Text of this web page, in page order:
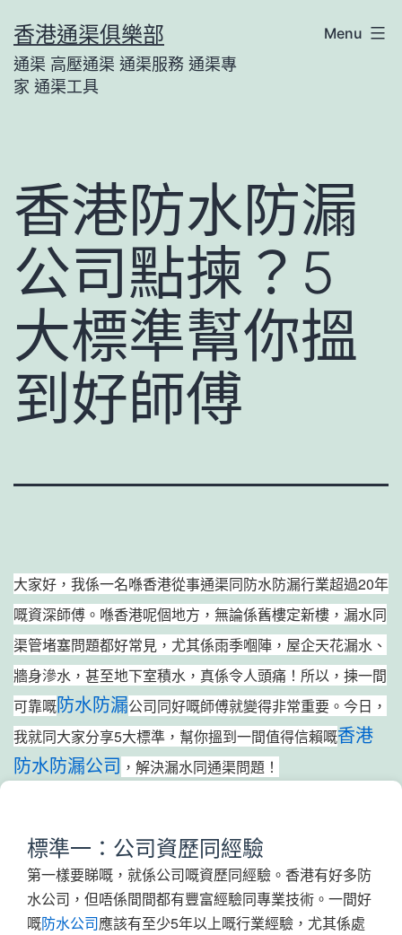
to
content
香港通渠俱樂部
通渠 高壓通渠 通渠服務 通渠專
家 通渠工具
Menu
香港防水防漏
公司點揀？5
大標準幫你搵
到好師傅
大家好，我係一名喺香港從事通渠同防水防漏行業超過20年
嘅資深師傅。喺香港呢個地方，無論係舊樓定新樓，漏水同
渠管堵塞問題都好常見，尤其係雨季嗰陣，屋企天花漏水、
牆身滲水，甚至地下室積水，真係令人頭痛！所以，揀一間
可靠嘅防水防漏公司同好嘅師傅就變得非常重要。今日，
我就同大家分享5大標準，幫你搵到一間值得信賴嘅香港
防水防漏公司 ，解決漏水同通渠問題！
標準一：公司資歷同經驗
第一樣要睇嘅，就係公司嘅資歷同經驗。香港有好多防
水公司，但唔係間間都有豐富經驗同專業技術。一間好
嘅防水公司應該有至少5年以上嘅行業經驗，尤其係處